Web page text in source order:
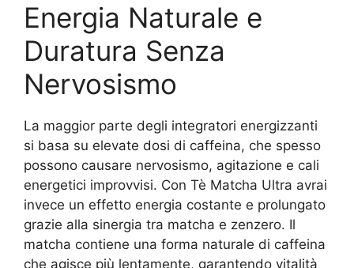
Energia Naturale e
Duratura Senza
Nervosismo
La maggior parte degli integratori energizzanti
si basa su elevate dosi di caffeina, che spesso
possono causare nervosismo, agitazione e cali
energetici improvvisi. Con Tè Matcha Ultra avrai
invece un effetto energia costante e prolungato
grazie alla sinergia tra matcha e zenzero. Il
matcha contiene una forma naturale di caffeina
che agisce più lentamente, garantendo vitalità